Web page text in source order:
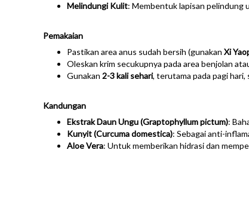
Melindungi Kulit: Membentuk lapisan pelindung
Pemakaian
Pastikan area anus sudah bersih (gunakan Xi
Oleskan krim secukupnya pada area benjolan
Gunakan 2-3 kali sehari, terutama pada pagi hari,
Kandungan
Ekstrak Daun Ungu (Graptophyllum pictum):
Kunyit (Curcuma domestica): Sebagai anti-
Aloe Vera: Untuk memberikan hidrasi dan